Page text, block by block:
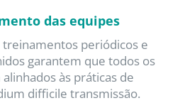
das equipes
treinamentos periódicos e
garantem que todos os
às práticas de
difficile transmissão.